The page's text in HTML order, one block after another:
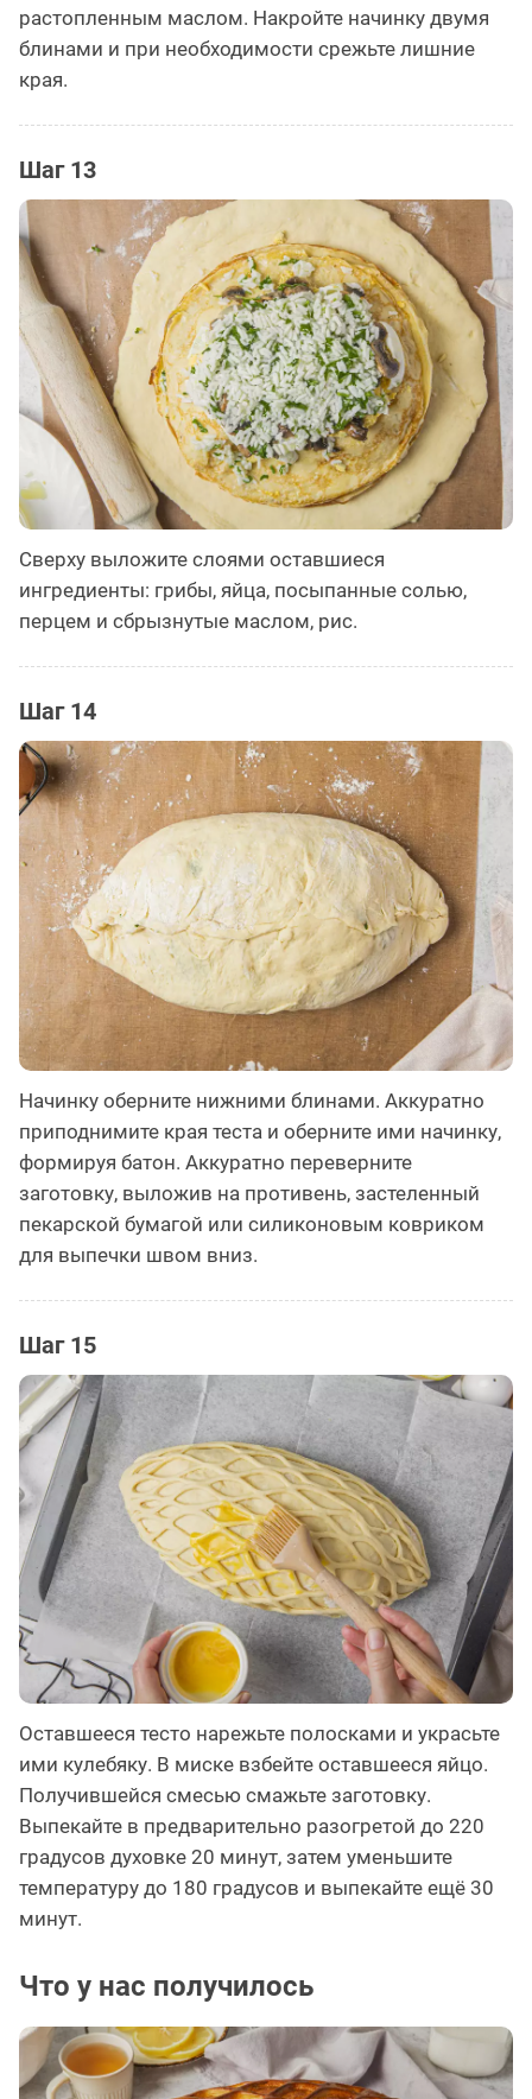
растопленным маслом. Накройте начинку двумя
блинами и при необходимости срежьте лишние
края.
Шаг 13
Сверху выложите слоями оставшиеся
ингредиенты: грибы, яйца, посыпанные солью,
перцем и сбрызнутые маслом, рис.
Шаг 14
Начинку оберните нижними блинами. Аккуратно
приподнимите края теста и оберните ими начинку,
формируя батон. Аккуратно переверните
заготовку, выложив на противень, застеленный
пекарской бумагой или силиконовым ковриком
для выпечки швом вниз.
Шаг 15
Оставшееся тесто нарежьте полосками и украсьте
ими кулебяку. В миске взбейте оставшееся яйцо.
Получившейся смесью смажьте заготовку.
Выпекайте в предварительно разогретой до 220
градусов духовке 20 минут, затем уменьшите
температуру до 180 градусов и выпекайте ещё 30
минут.
Что у нас получилось